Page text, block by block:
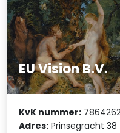
EU Vision B.V.
KvK nummer:
Adres: Prinsegracht 38